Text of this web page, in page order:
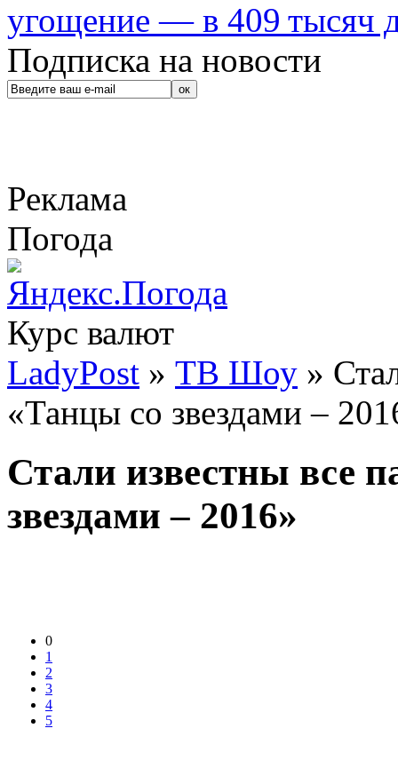
угощение — в 409 тысяч
Подписка на новости
Реклама
Погода
Курс валют
LadyPost » ТВ Шоу »
«Танцы со звездами –
Стали известны все
звездами – 2016»
0
1
2
3
4
5